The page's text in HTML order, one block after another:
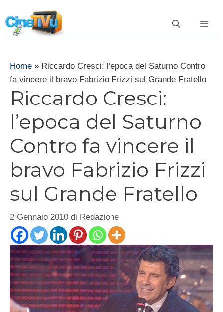
al
contenuto
Home » Riccardo Cresci: l’epoca del Saturno Contro
fa vincere il bravo Fabrizio Frizzi sul Grande Fratello
Riccardo Cresci:
l’epoca del Saturno
Contro fa vincere il
bravo Fabrizio Frizzi
sul Grande Fratello
2 Gennaio 2010 di Redazione